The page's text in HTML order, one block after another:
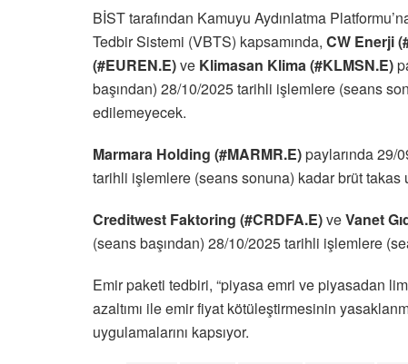
BİST tarafından Kamuyu Aydınlatma
Tedbir Sistemi (VBTS) kapsamında, CW Enerji
(#EUREN.E)ve Klimasan Klima (#KLMSN.E)
başından) 28/10/2025 tarihli işlemlere (seans
edilemeyecek.
Marmara Holding (#MARMR.E)paylarında 29/
tarihli işlemlere (seans sonuna) kadar brüt takas
Creditwest Faktoring (#CRDFA.E)veVanet
(seans başından) 28/10/2025 tarihli işlemlere
Emir paketi tedbiri, “piyasa emri ve piyasadan
azaltımı ile emir fiyat kötüleştirmesinin
uygulamalarını kapsıyor.